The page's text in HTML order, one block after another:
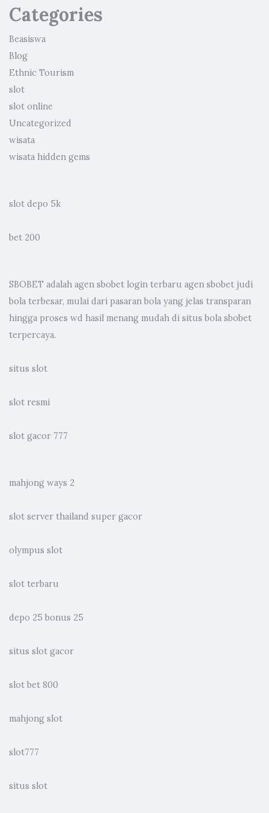
Categories
Beasiswa
Blog
Ethnic Tourism
slot
slot online
Uncategorized
wisata
wisata hidden gems
slot depo 5k
bet 200
SBOBET adalah agen sbobet login terbaru agen sbobet judi
bola terbesar, mulai dari pasaran bola yang jelas transparan
hingga proses wd hasil menang mudah di situs bola sbobet
terpercaya.
situs slot
slot resmi
slot gacor 777
mahjong ways 2
slot server thailand super gacor
olympus slot
slot terbaru
depo 25 bonus 25
situs slot gacor
slot bet 800
mahjong slot
slot777
situs slot